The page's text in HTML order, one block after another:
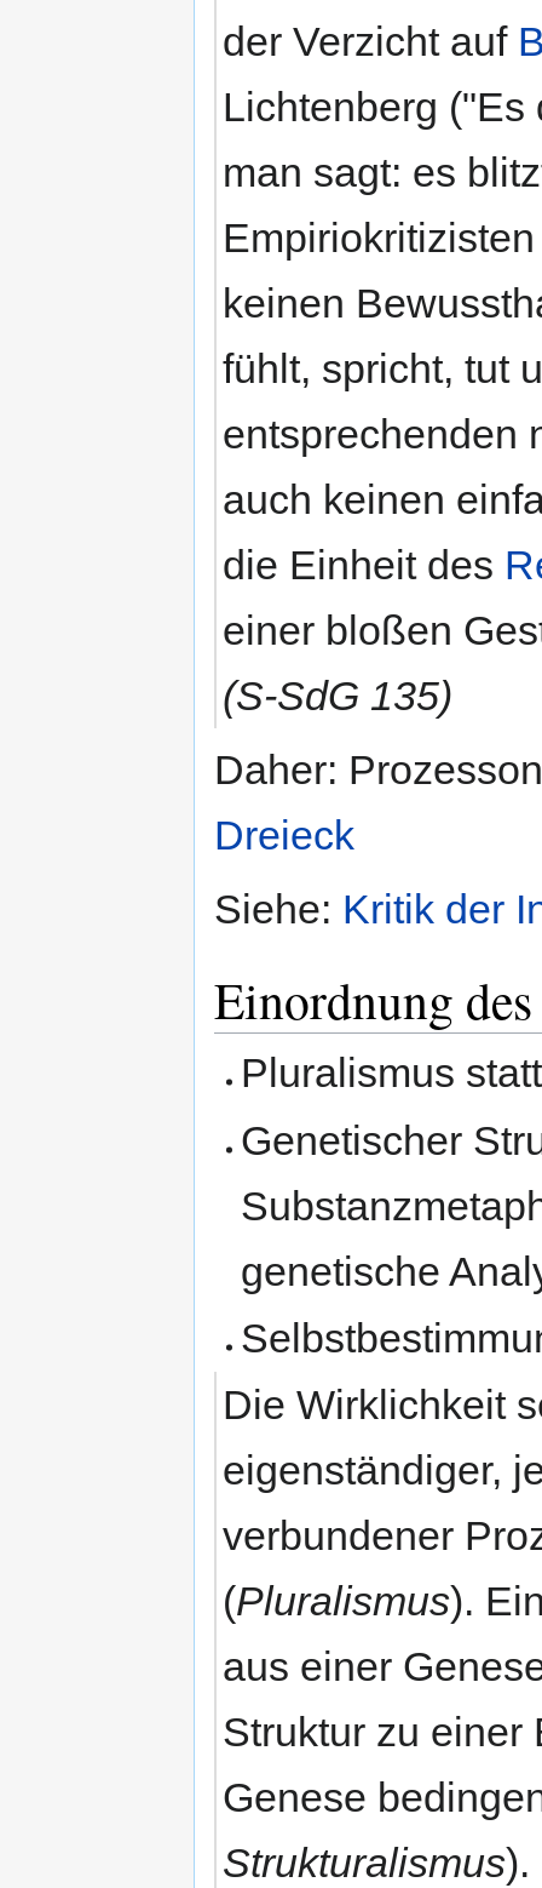
der Verzicht auf
Lichtenberg ("Es
man sagt: es
keinen
fühlt, spricht, tut
entsprechenden
auch keinen
die Einheit des
einer bloßen
(S-SdG 135)
Daher:
Dreieck
Siehe: Kritik der
Einordnung
Pluralismus
Genetischer
genetische
Die Wirklichkeit
eigenständiger,
verbundener
(Pluralismus).
aus einer
Struktur zu einer
Genese
Strukturalismus).